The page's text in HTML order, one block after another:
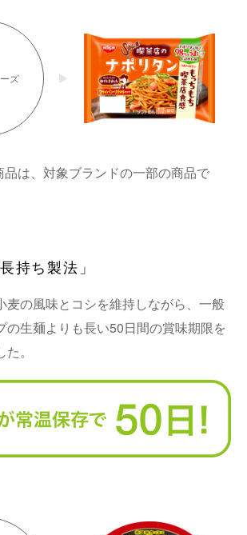
ズ
は、対象ブランドの一部の商品で
持ち製法」
麦の風味とコシを維持しながら、一般
の生麺よりも長い50日間の賞味期限を
。